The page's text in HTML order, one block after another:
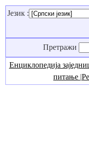
Језик :
Претражи
Енциклопедија
питање |